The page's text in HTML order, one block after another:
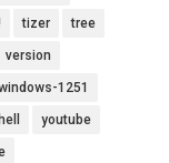
tizer tree
version
1251
youtube